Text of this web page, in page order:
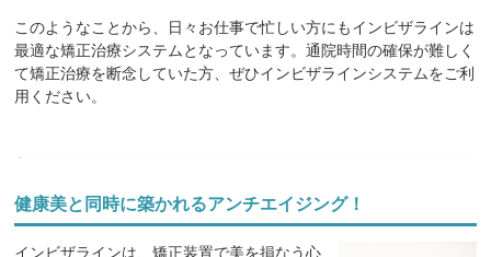
このようなことから、日々お仕事で忙しい方にもインビザラインは
最適な矯正治療システムとなっています。通院時間の確保が難しく
て矯正治療を断念していた方、ぜひインビザラインシステムをご利
用ください。
健康美と同時に築かれるアンチエイジング！
インビザラインは、矯正装置で美を損なう心